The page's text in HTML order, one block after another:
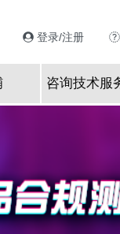
登录/注册
咨询技术服